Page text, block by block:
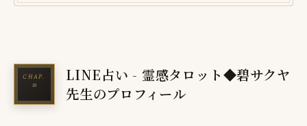
LINE占い - 霊感タロット◆碧サクヤ
先生のプロフィール